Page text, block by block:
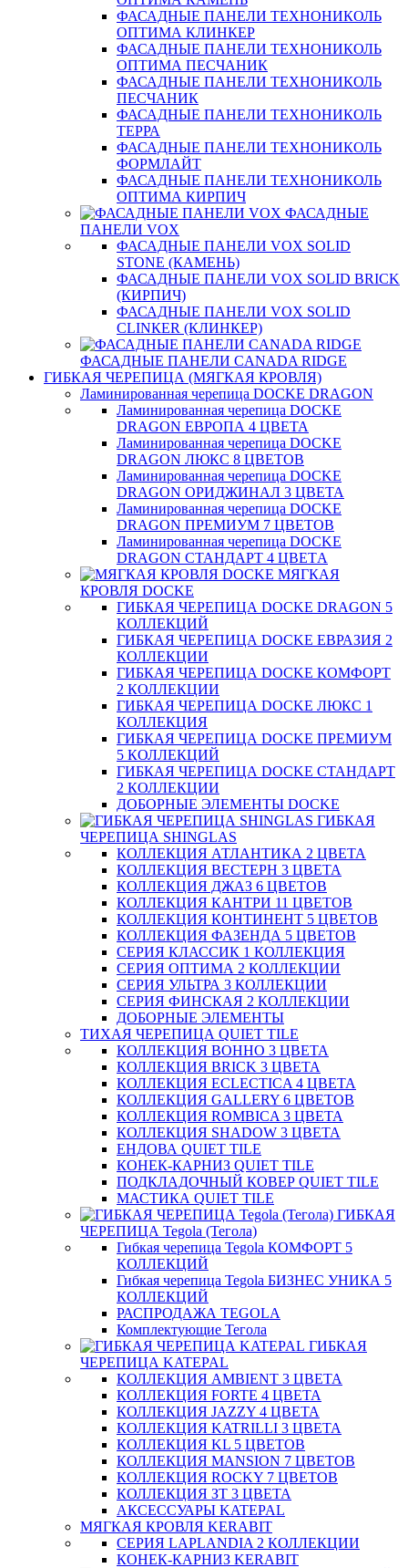
ФАСАДНЫЕ ПАНЕЛИ ТЕХНОНИКОЛЬ
ОПТИМА КЛИНКЕР
ФАСАДНЫЕ ПАНЕЛИ ТЕХНОНИКОЛЬ
ОПТИМА ПЕСЧАНИК
ФАСАДНЫЕ ПАНЕЛИ ТЕХНОНИКОЛЬ
ПЕСЧАНИК
ФАСАДНЫЕ ПАНЕЛИ ТЕХНОНИКОЛЬ
ТЕРРА
ФАСАДНЫЕ ПАНЕЛИ ТЕХНОНИКОЛЬ
ФОРМЛАЙТ
ФАСАДНЫЕ ПАНЕЛИ ТЕХНОНИКОЛЬ
ОПТИМА КИРПИЧ
ФАСАДНЫЕ
ПАНЕЛИ VOX
ФАСАДНЫЕ ПАНЕЛИ VOX SOLID
STONE (КАМЕНЬ)
ФАСАДНЫЕ ПАНЕЛИ VOX SOLID BRICK
(КИРПИЧ)
ФАСАДНЫЕ ПАНЕЛИ VOX SOLID
CLINКER (КЛИНКЕР)
ФАСАДНЫЕ ПАНЕЛИ CANADA RIDGE
ГИБКАЯ ЧЕРЕПИЦА (МЯГКАЯ КРОВЛЯ)
Ламинированная черепица DOCKE DRAGON
Ламинированная черепица DOCKE
DRAGON ЕВРОПА 4 ЦВЕТА
Ламинированная черепица DOCKE
DRAGON ЛЮКС 8 ЦВЕТОВ
Ламинированная черепица DOCKE
DRAGON ОРИДЖИНАЛ 3 ЦВЕТА
Ламинированная черепица DOCKE
DRAGON ПРЕМИУМ 7 ЦВЕТОВ
Ламинированная черепица DOCKE
DRAGON СТАНДАРТ 4 ЦВЕТA
МЯГКАЯ
КРОВЛЯ DOCKE
ГИБКАЯ ЧЕРЕПИЦА DOCKE DRAGON 5
КОЛЛЕКЦИЙ
ГИБКАЯ ЧЕРЕПИЦА DOCKE ЕВРАЗИЯ 2
КОЛЛЕКЦИИ
ГИБКАЯ ЧЕРЕПИЦА DOCKE КОМФОРТ
2 КОЛЛЕКЦИИ
ГИБКАЯ ЧЕРЕПИЦА DOCKE ЛЮКС 1
КОЛЛЕКЦИЯ
ГИБКАЯ ЧЕРЕПИЦА DOCKE ПРЕМИУМ
5 КОЛЛЕКЦИЙ
ГИБКАЯ ЧЕРЕПИЦА DOCKE СТАНДАРТ
2 КОЛЛЕКЦИИ
ДОБОРНЫЕ ЭЛЕМЕНТЫ DOCKE
ГИБКАЯ
ЧЕРЕПИЦА SHINGLAS
КОЛЛЕКЦИЯ АТЛАНТИКА 2 ЦВЕТА
КОЛЛЕКЦИЯ ВЕСТЕРН 3 ЦВЕТА
КОЛЛЕКЦИЯ ДЖАЗ 6 ЦВЕТОВ
КОЛЛЕКЦИЯ КАНТРИ 11 ЦВЕТОВ
КОЛЛЕКЦИЯ КОНТИНЕНТ 5 ЦВЕТОВ
КОЛЛЕКЦИЯ ФАЗЕНДА 5 ЦВЕТОВ
СЕРИЯ КЛАССИК 1 КОЛЛЕКЦИЯ
СЕРИЯ ОПТИМА 2 КОЛЛЕКЦИИ
СЕРИЯ УЛЬТРА 3 КОЛЛЕКЦИИ
СЕРИЯ ФИНСКАЯ 2 КОЛЛЕКЦИИ
ДОБОРНЫЕ ЭЛЕМЕНТЫ
ТИХАЯ ЧЕРЕПИЦА QUIET TILE
КОЛЛЕКЦИЯ BOHHO 3 ЦВЕТА
КОЛЛЕКЦИЯ BRICK 3 ЦВЕТА
КОЛЛЕКЦИЯ ECLECTICA 4 ЦВЕТА
КОЛЛЕКЦИЯ GALLERY 6 ЦВЕТОВ
КОЛЛЕКЦИЯ ROMBICA 3 ЦВЕТА
КОЛЛЕКЦИЯ SHADOW 3 ЦВЕТА
ЕНДОВА QUIET TILE
КОНЕК-КАРНИЗ QUIET TILE
ПОДКЛАДОЧНЫЙ КОВЕР QUIET TILE
МАСТИКА QUIET TILE
ГИБКАЯ
ЧЕРЕПИЦА Tegola (Тегола)
Гибкая черепица Tegola КОМФОРТ 5
КОЛЛЕКЦИЙ
Гибкая черепица Tegola БИЗНЕС УНИКА 5
КОЛЛЕКЦИЙ
РАСПРОДАЖА TEGOLA
Комплектующие Тегола
ГИБКАЯ
ЧЕРЕПИЦА KATEPAL
КОЛЛЕКЦИЯ AMBIENT 3 ЦВЕТА
КОЛЛЕКЦИЯ FORTE 4 ЦВЕТА
КОЛЛЕКЦИЯ JAZZY 4 ЦВЕТА
КОЛЛЕКЦИЯ KATRILLI 3 ЦВЕТА
КОЛЛЕКЦИЯ KL 5 ЦВЕТОВ
КОЛЛЕКЦИЯ MANSION 7 ЦВЕТОВ
КОЛЛЕКЦИЯ ROCKY 7 ЦВЕТОВ
КОЛЛЕКЦИЯ ЗТ 3 ЦВЕТА
АКСЕССУАРЫ KATEPAL
МЯГКАЯ КРОВЛЯ KERABIT
СЕРИЯ LAPLANDIA 2 КОЛЛЕКЦИИ
КОНЕК-КАРНИЗ KERABIT